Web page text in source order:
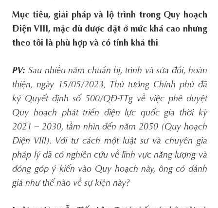
Mục tiêu, giải pháp và lộ trình trong Quy hoạch
Điện VIII, mặc dù được đặt ở mức khá cao nhưng
theo tôi là phù hợp và có tính khả thi
PV: Sau nhiều năm chuẩn bị, trình và sửa đổi, hoàn
thiện, ngày 15/05/2023, Thủ tướng Chính phủ đã
ký Quyết định số 500/QĐ-TTg về việc phê duyệt
Quy hoạch phát triển điện lực quốc gia thời kỳ
2021 – 2030, tầm nhìn đến năm 2050 (Quy hoạch
Điện VIII). Với tư cách một luật sư và chuyên gia
pháp lý đã có nghiên cứu về lĩnh vực năng lượng và
đóng góp ý kiến vào Quy hoạch này, ông có đánh
giá như thế nào về sự kiện này?